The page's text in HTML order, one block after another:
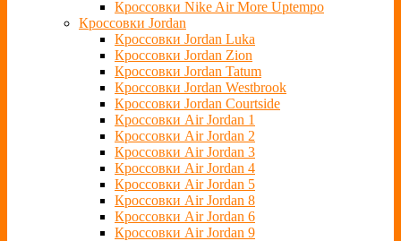
Кроссовки Nike Air More Uptempo
Кроссовки Jordan
Кроссовки Jordan Luka
Кроссовки Jordan Zion
Кроссовки Jordan Tatum
Кроссовки Jordan Westbrook
Кроссовки Jordan Courtside
Кроссовки Air Jordan 1
Кроссовки Air Jordan 2
Кроссовки Air Jordan 3
Кроссовки Air Jordan 4
Кроссовки Air Jordan 5
Кроссовки Air Jordan 8
Кроссовки Air Jordan 6
Кроссовки Air Jordan 9